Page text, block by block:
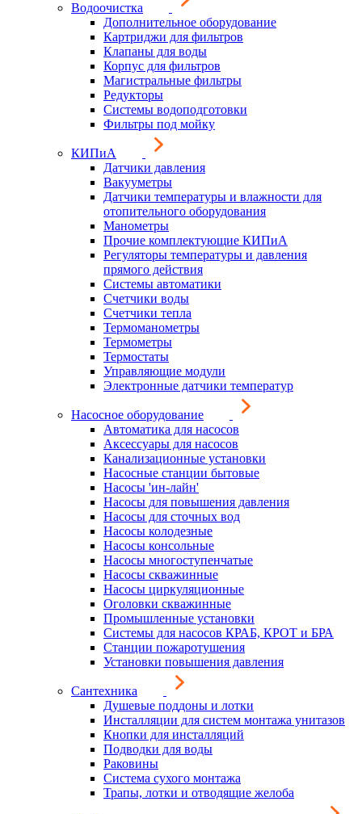
Водоочистка
Дополнительное оборудование
Картриджи для фильтров
Клапаны для воды
Корпус для фильтров
Магистральные фильтры
Редукторы
Системы водоподготовки
Фильтры под мойку
КИПиА
Датчики давления
Вакууметры
Датчики температуры и влажности для
отопительного оборудования
Манометры
Прочие комплектующие КИПиА
Регуляторы температуры и давления
прямого действия
Системы автоматики
Счетчики воды
Счетчики тепла
Термоманометры
Термометры
Термостаты
Управляющие модули
Электронные датчики температур
Насосное оборудование
Автоматика для насосов
Аксессуары для насосов
Канализационные установки
Насосные станции бытовые
Насосы 'ин-лайн'
Насосы для повышения давления
Насосы для сточных вод
Насосы колодезные
Насосы консольные
Насосы многоступенчатые
Насосы скважинные
Насосы циркуляционные
Оголовки скважинные
Промышленные установки
Системы для насосов КРАБ, КРОТ и БРА
Станции пожаротушения
Установки повышения давления
Сантехника
Душевые поддоны и лотки
Инсталляции для систем монтажа унитазов
Кнопки для инсталляций
Подводки для воды
Раковины
Система сухого монтажа
Трапы, лотки и отводящие желоба